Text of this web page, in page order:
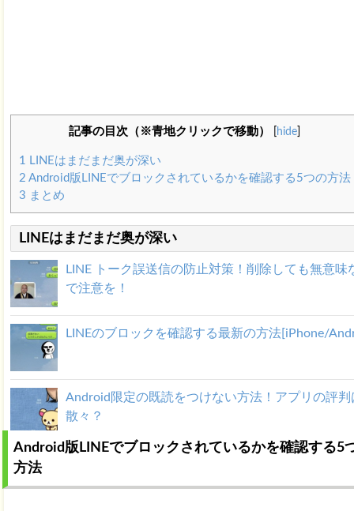
記事の目次（※青地クリックで移動） hide
1 LINEはまだまだ奥が深い
2 Android版LINEでブロックされているかを確認する5つの方法
3 まとめ
LINEはまだまだ奥が深い
LINE トーク誤送信の防止対策！削除しても無意味
で注意を！
LINEのブロックを確認する最新の方法[iPhone/
Android限定の既読をつけない方法！アプリの評判
散々？
Android版LINEでブロックされているかを確認する5
方法